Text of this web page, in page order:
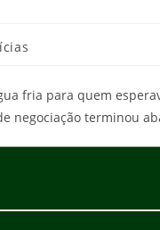
fria para quem
negociação terminou